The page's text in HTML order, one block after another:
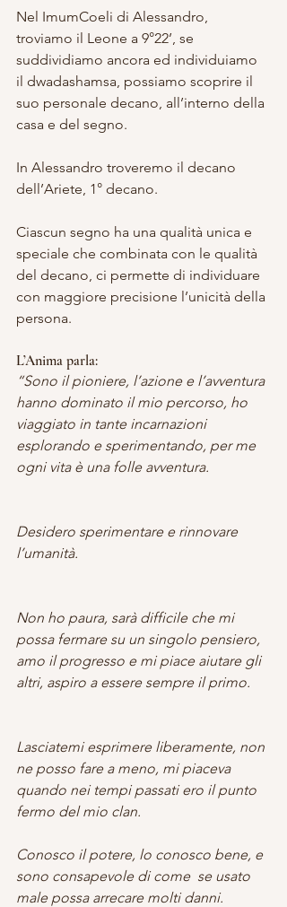
Nel ImumCoeli di Alessandro,
troviamo il Leone a 9°22’, se
suddividiamo ancora ed individuiamo
il dwadashamsa, possiamo scoprire il
suo personale decano, all’interno della
casa e del segno.
In Alessandro troveremo il decano
dell’Ariete, 1° decano.
Ciascun segno ha una qualità unica e
speciale che combinata con le qualità
del decano, ci permette di individuare
con maggiore precisione l’unicità della
persona.
L’Anima parla:
“Sono il pioniere, l’azione e l’avventura
hanno dominato il mio percorso, ho
viaggiato in tante incarnazioni
esplorando e sperimentando, per me
ogni vita è una folle avventura.
Desidero sperimentare e rinnovare
l’umanità.
Non ho paura, sarà difficile che mi
possa fermare su un singolo pensiero,
amo il progresso e mi piace aiutare gli
altri, aspiro a essere sempre il primo.
Lasciatemi esprimere liberamente, non
ne posso fare a meno, mi piaceva
quando nei tempi passati ero il punto
fermo del mio clan.
Conosco il potere, lo conosco bene, e
sono consapevole di come  se usato
male possa arrecare molti danni.